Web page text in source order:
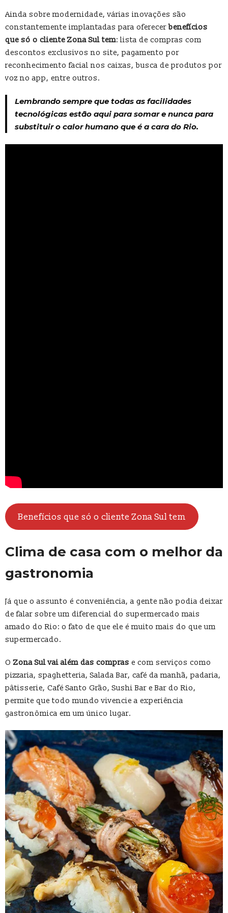
Ainda sobre modernidade, várias inovações são
constantemente implantadas para oferecerbenefícios
que só o cliente Zona Sul tem: lista de compras com
descontos exclusivos no site, pagamento por
reconhecimento facial nos caixas, busca de produtos por
voz no app, entre outros.
Lembrando sempre que todas as facilidades
tecnológicas estão aqui para somar e nunca para
substituir o calor humano que é a cara do Rio.
Benefícios que só o cliente Zona Sul tem
Clima de casa com o melhor da
gastronomia
Já que o assunto é conveniência, a gente não podia deixar
de falar sobre um diferencial do supermercado mais
amado do Rio: o fato de que ele é muito mais do que um
supermercado.
OZona Sul vai além das compras e com serviços como
pizzaria, spaghetteria, Salada Bar, café da manhã, padaria,
pâtisserie, Café Santo Grão, Sushi Bar e Bar do Rio,
permite que todo mundo vivencie a experiência
gastronômica em um único lugar.